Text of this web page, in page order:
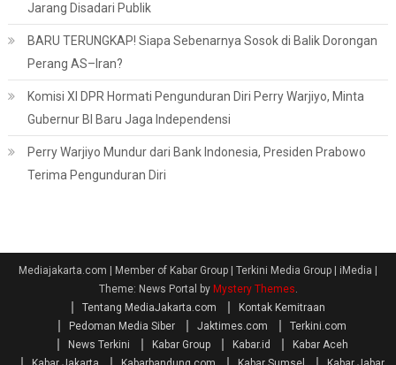
Jarang Disadari Publik
BARU TERUNGKAP! Siapa Sebenarnya Sosok di Balik Dorongan
Perang AS–Iran?
Komisi XI DPR Hormati Pengunduran Diri Perry Warjiyo, Minta
Gubernur BI Baru Jaga Independensi
Perry Warjiyo Mundur dari Bank Indonesia, Presiden Prabowo
Terima Pengunduran Diri
Mediajakarta.com | Member of Kabar Group | Terkini Media Group | iMedia
Theme: News Portal by Mystery Themes.
Tentang MediaJakarta.com
Kontak Kemitraan
Pedoman Media Siber
Jaktimes.com
Terkini.com
News Terkini
Kabar Group Kabar.id
Kabar Aceh